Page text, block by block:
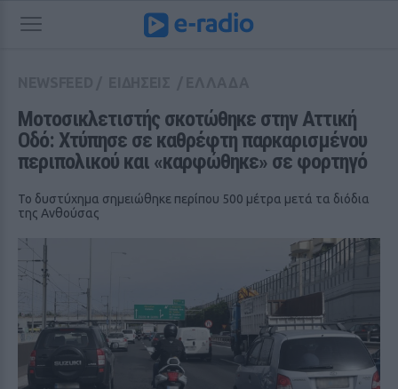
Μοτοσικλετιστής σκοτώθηκε στην Αττική
Οδό: Χτύπησε σε καθρέφτη παρκαρισμένου
περιπολικού και «καρφώθηκε» σε φορτηγό
Το δυστύχημα σημειώθηκε περίπου 500 μέτρα μετά τα διόδια
της Ανθούσας